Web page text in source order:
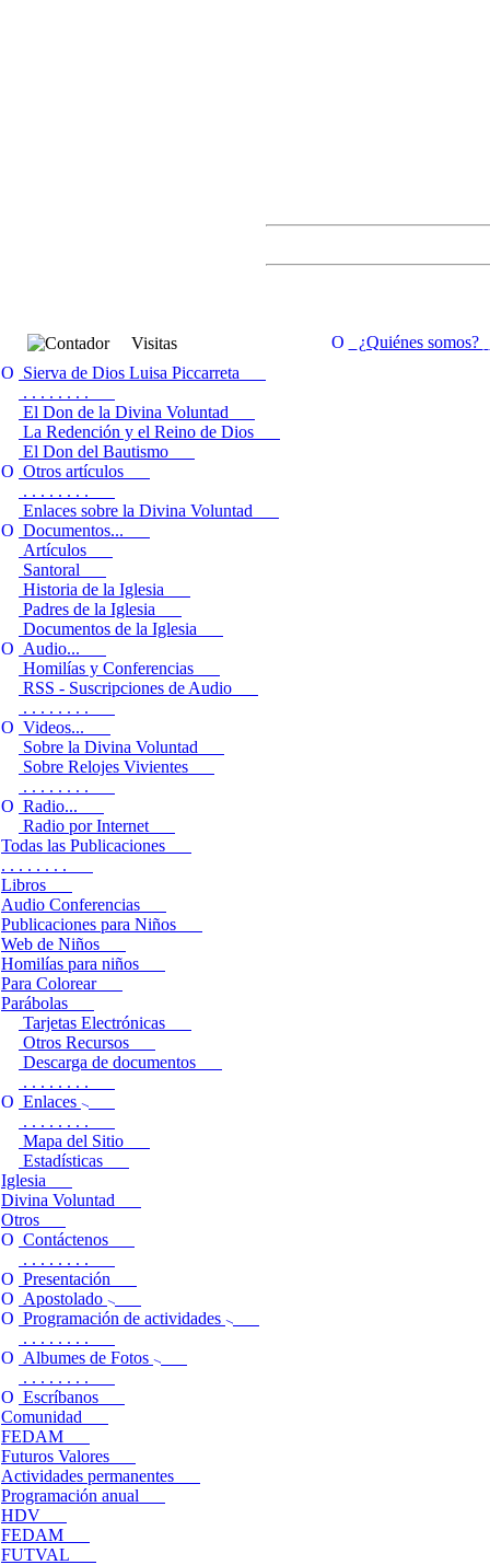
Visitas ¿Quiénes somos?
Sierva de Dios Luisa Piccarreta
. . . . . . . .
El Don de la Divina Voluntad
La Redención y el Reino de Dios
El Don del Bautismo
Otros artículos
. . . . . . . .
Enlaces sobre la Divina Voluntad
Documentos...
Artículos
Santoral
Historia de la Iglesia
Padres de la Iglesia
Documentos de la Iglesia
Audio...
Homilías y Conferencias
RSS - Suscripciones de Audio
. . . . . . . .
Videos...
Sobre la Divina Voluntad
Sobre Relojes Vivientes
. . . . . . . .
Radio...
Radio por Internet
Todas las Publicaciones
. . . . . . . .
Libros
Audio Conferencias
Publicaciones para Niños
Web de Niños
Homilías para niños
Para Colorear
Parábolas
Tarjetas Electrónicas
Otros Recursos
Descarga de documentos
. . . . . . . .
Enlaces
. . . . . . . .
Mapa del Sitio
Estadísticas
Iglesia
Divina Voluntad
Otros
Contáctenos
. . . . . . . .
Presentación
Apostolado
Programación de actividades
. . . . . . . .
Albumes de Fotos
. . . . . . . .
Escríbanos
Comunidad
FEDAM
Futuros Valores
Actividades permanentes
Programación anual
HDV
FEDAM
FUTVAL